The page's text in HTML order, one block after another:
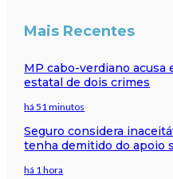
Mais Recentes
MP cabo-verdiano acusa
estatal de dois crimes
há 51 minutos
Seguro considera
tenha demitido do apoio
há 1 hora